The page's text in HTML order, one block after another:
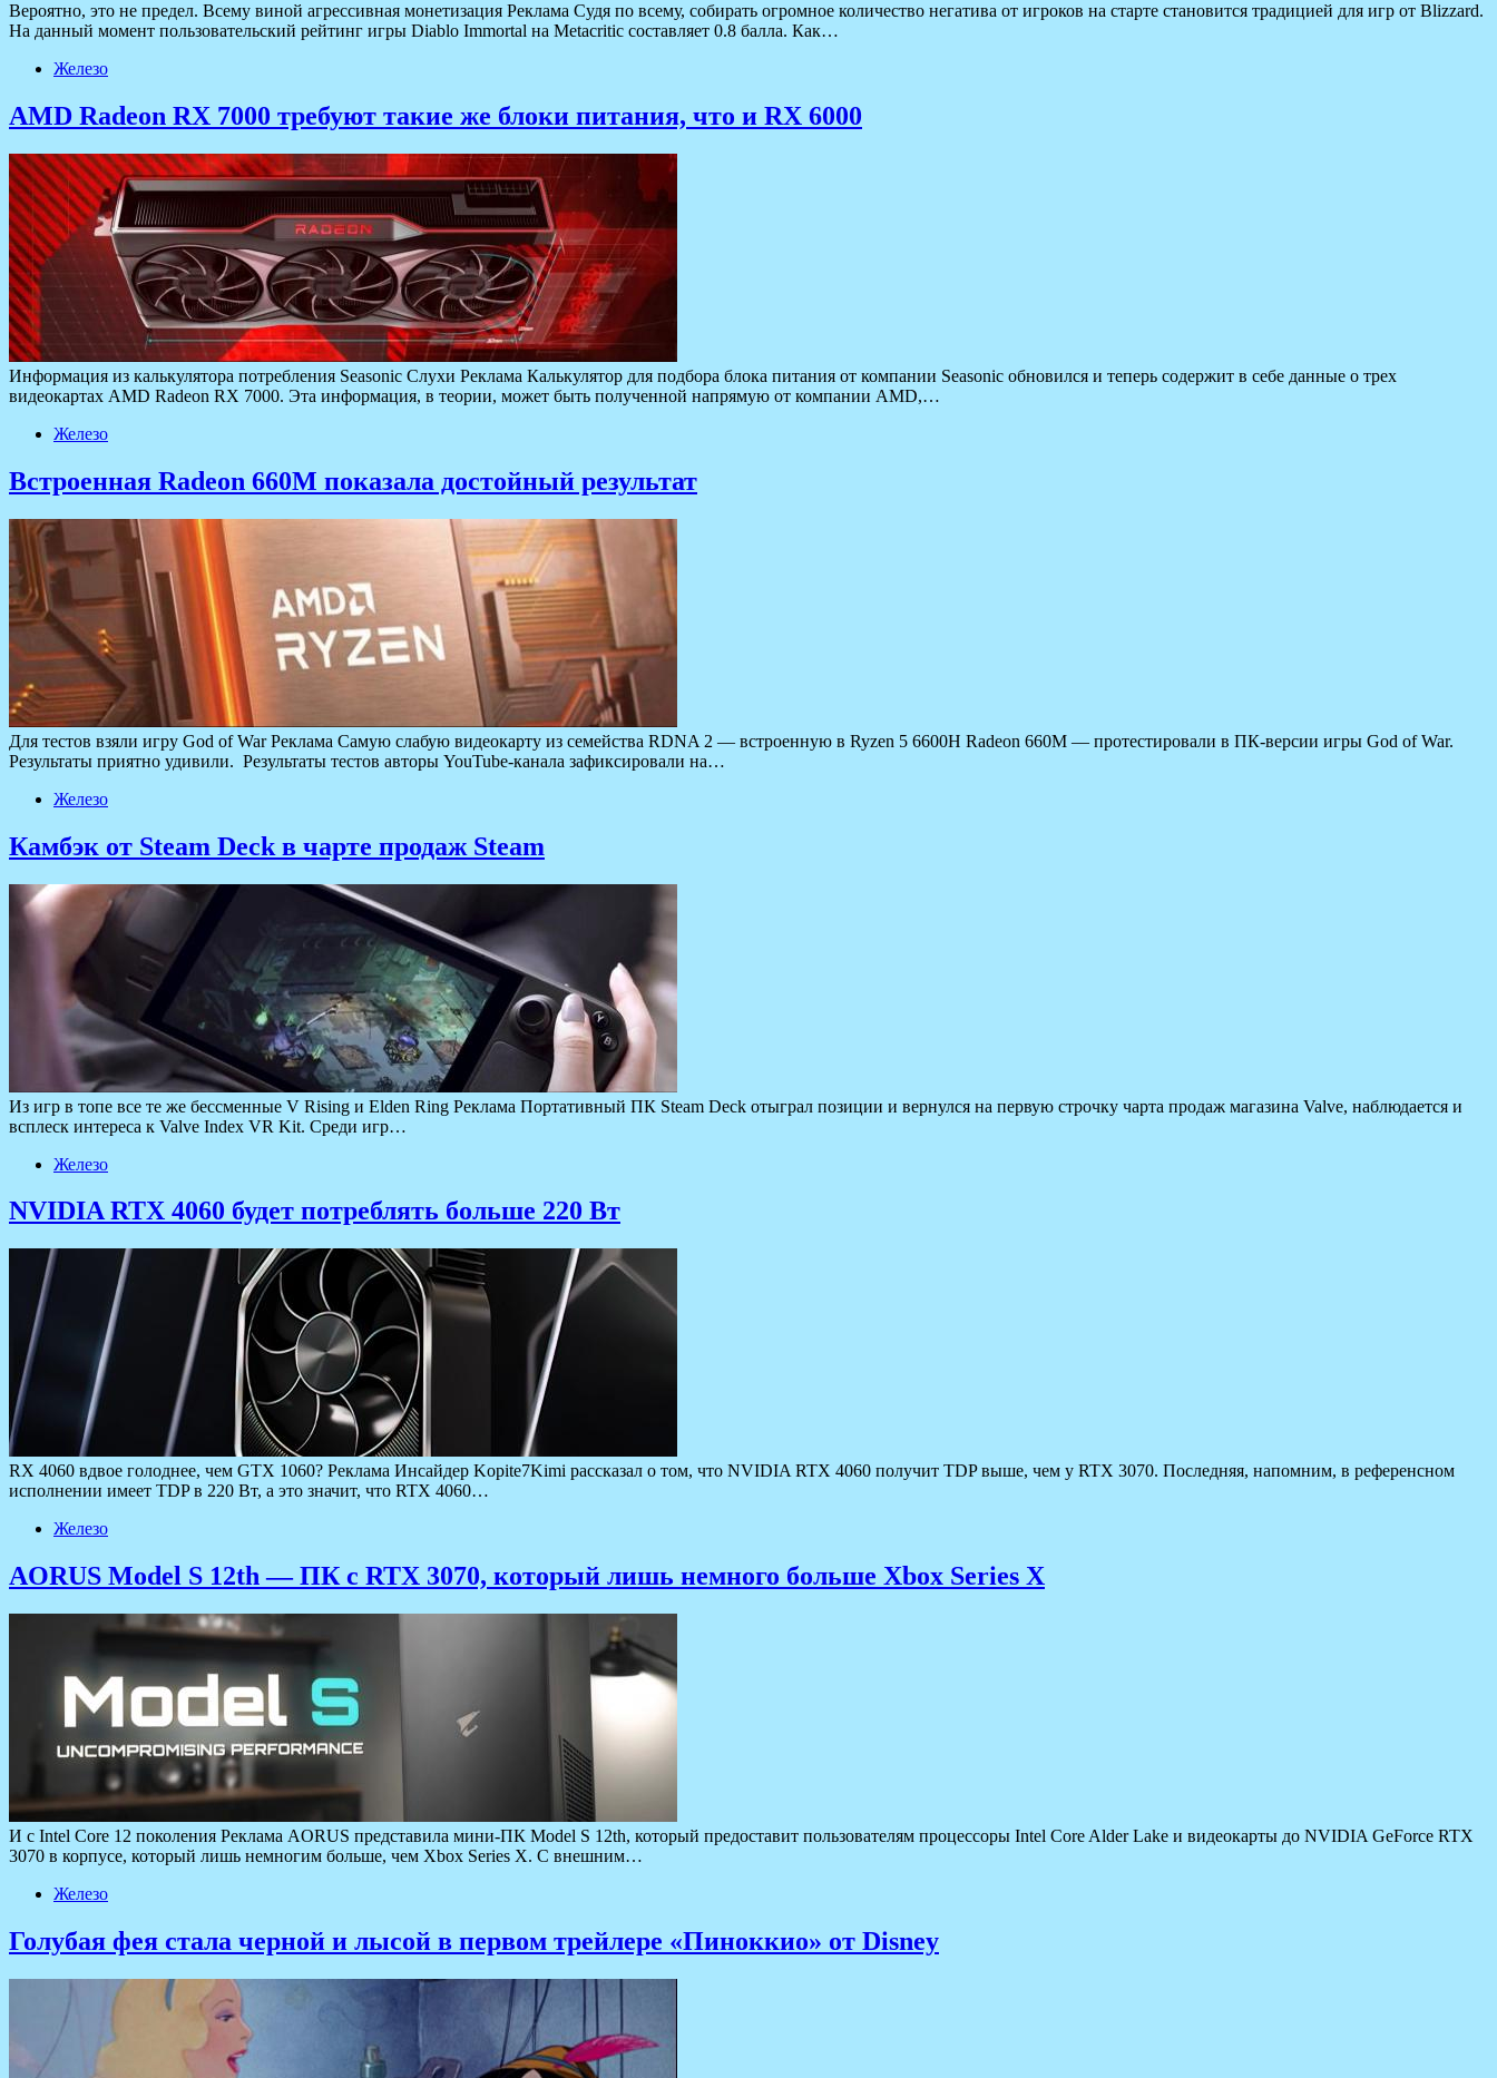
Вероятно, это не предел. Всему виной агрессивная монетизация Реклама Судя по всему, собирать огромное количество негатива от игроков на старте становится традицией для игр от Blizzard.
На данный момент пользовательский рейтинг игры Diablo Immortal на Metacritic составляет 0.8 балла. Как…
Железо
AMD Radeon RX 7000 требуют такие же блоки питания, что и RX 6000
Информация из калькулятора потребления Seasonic Слухи Реклама Калькулятор для подбора блока питания от компании Seasonic обновился и теперь содержит в себе данные о трех
видеокартах AMD Radeon RX 7000. Эта информация, в теории, может быть полученной напрямую от компании AMD,…
Железо
Встроенная Radeon 660M показала достойный результат
Для тестов взяли игру God of War Реклама Самую слабую видеокарту из семейства RDNA 2 — встроенную в Ryzen 5 6600H Radeon 660M — протестировали в ПК-версии игры God of War.
Результаты приятно удивили. Результаты тестов авторы YouTube-канала зафиксировали на…
Железо
Камбэк от Steam Deck в чарте продаж Steam
Из игр в топе все те же бессменные V Rising и Elden Ring Реклама Портативный ПК Steam Deck отыграл позиции и вернулся на первую строчку чарта продаж магазина Valve, наблюдается и
всплеск интереса к Valve Index VR Kit. Среди игр…
Железо
NVIDIA RTX 4060 будет потреблять больше 220 Вт
RX 4060 вдвое голоднее, чем GTX 1060? Реклама Инсайдер Kopite7Kimi рассказал о том, что NVIDIA RTX 4060 получит TDP выше, чем у RTX 3070. Последняя, напомним, в референсном
исполнении имеет TDP в 220 Вт, а это значит, что RTX 4060…
Железо
AORUS Model S 12th — ПК с RTX 3070, который лишь немного больше Xbox Series X
И с Intel Core 12 поколения Реклама AORUS представила мини-ПК Model S 12th, который предоставит пользователям процессоры Intel Core Alder Lake и видеокарты до NVIDIA GeForce RTX
3070 в корпусе, который лишь немногим больше, чем Xbox Series X. С внешним…
Железо
Голубая фея стала черной и лысой в первом трейлере «Пиноккио» от Disney